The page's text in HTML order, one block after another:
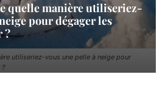
utiliseriez-vous une pelle à neige pour
?
quelle manière utiliseriez-
pour dégager les
?